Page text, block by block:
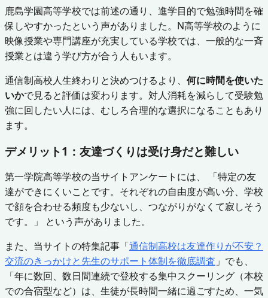
鹿島学園高等学校では前述の通り、進学目的で勉強時間を確
保しやすかったという声がありました。N高等学校のように
映像授業や専門講座が充実している学校では、一般的な一斉
授業とは違う学び方が合う人もいます。
通信制高校人生終わりと決めつけるより、 何に時間を使いた
いかで見ると評価は変わります。対人消耗を減らして受験勉
強に回したい人には、むしろ合理的な選択になることもあり
ます。
デメリット1：友達づくりは受け身だと難しい
第一学院高等学校の当サイトアンケートには、 「特定の友
達ができにくいことです。それぞれの自由度が高い分、学校
で顔を合わせる頻度も少ないし、つながりがなくて寂しそう
です。」 という声がありました。
また、当サイトの特集記事「通信制高校は友達作りが不安？
交流のきっかけと先生のサポート体制を徹底調査 」でも、
「年に数回、数日間連続で登校する集中スクーリング（本校
での合宿型など）は、生徒が長時間一緒に過ごすため、一気